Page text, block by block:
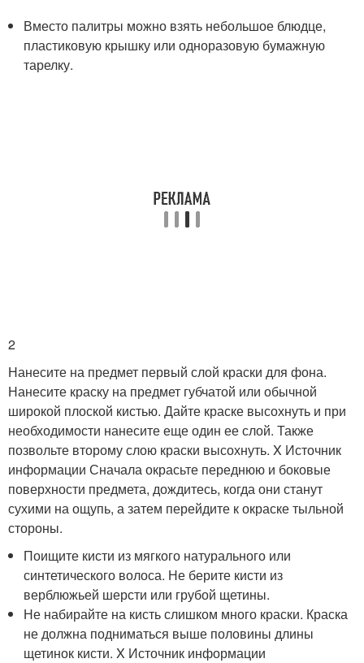
Вместо палитры можно взять небольшое блюдце,
пластиковую крышку или одноразовую бумажную
тарелку.
2
Нанесите на предмет первый слой краски для фона.
Нанесите краску на предмет губчатой или обычной
широкой плоской кистью. Дайте краске высохнуть и при
необходимости нанесите еще один ее слой. Также
позвольте второму слою краски высохнуть. X Источник
информации Сначала окрасьте переднюю и боковые
поверхности предмета, дождитесь, когда они станут
сухими на ощупь, а затем перейдите к окраске тыльной
стороны.
Поищите кисти из мягкого натурального или
синтетического волоса. Не берите кисти из
верблюжьей шерсти или грубой щетины.
Не набирайте на кисть слишком много краски. Краска
не должна подниматься выше половины длины
щетинок кисти. X Источник информации